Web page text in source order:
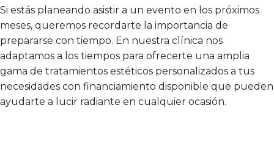
Si estás planeando asistir a un evento en los próximos
meses, queremos recordarte la importancia de
prepararse con tiempo. En nuestra clínica nos
adaptamos a los tiempos para ofrecerte una amplia
gama de tratamientos estéticos personalizados a tus
necesidades con financiamiento disponible que pueden
ayudarte a lucir radiante en cualquier ocasión.